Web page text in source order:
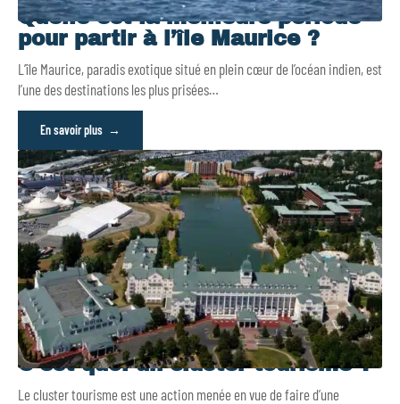
Quelle est la meilleure période
pour partir à l’île Maurice ?
L’île Maurice, paradis exotique situé en plein cœur de l’océan indien, est
l’une des destinations les plus prisées…
En savoir plus
C’est quoi un cluster tourisme ?
Le cluster tourisme est une action menée en vue de faire d’une